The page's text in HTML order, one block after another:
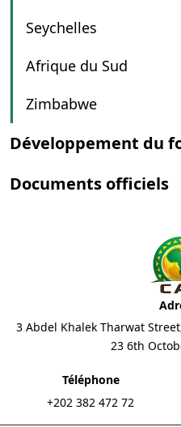
Seychelles
Afrique du Sud
Zimbabwe
Développement du
Documents officiels
3 Abdel Khalek Tharwat
23 6th
Téléphone
+202 382 472 72